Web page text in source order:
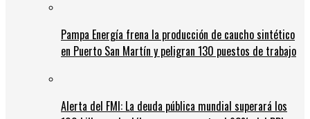
Pampa Energía frena la producción de caucho sintético
en Puerto San Martín y peligran 130 puestos de trabajo
Alerta del FMI: La deuda pública mundial superará los